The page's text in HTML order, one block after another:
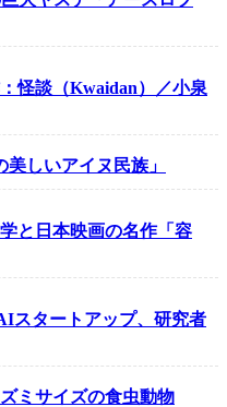
怪談（Kwaidan）／小泉
しいアイヌ民族」
と日本映画の名作「容
スタートアップ、研究者
ミサイズの食虫動物